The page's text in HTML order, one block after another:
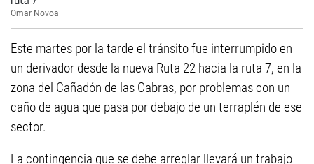
Omar Novoa
Este martes por la tarde el tránsito fue interrumpido en
un derivador desde la nueva Ruta 22 hacia la ruta 7, en la
zona del Cañadón de las Cabras, por problemas con un
caño de agua que pasa por debajo de un terraplén de ese
sector.
La contingencia que se debe arreglar llevará un trabajo